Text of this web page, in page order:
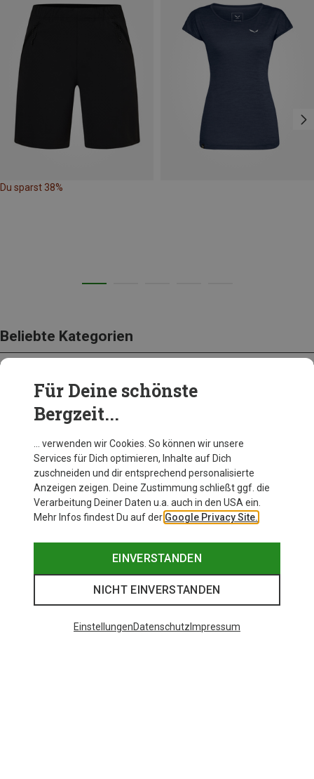
Du sparst 38%
Beliebte Kategorien
BEKLEIDUNG
Für Deine schönste
Bergzeit...
… verwenden wir Cookies. So können wir unsere
Services für Dich optimieren, Inhalte auf Dich
zuschneiden und dir entsprechend personalisierte
Anzeigen zeigen. Deine Zustimmung schließt ggf. die
Verarbeitung Deiner Daten u.a. auch in den USA ein.
Mehr Infos findest Du auf der Google Privacy Site.
EINVERSTANDEN
NICHT EINVERSTANDEN
EinstellungenDatenschutz Impressum